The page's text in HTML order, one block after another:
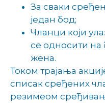
За сваки
један бод;
Чланци који
се односити на
жена.
Током трајања
списак сређених
резимеом